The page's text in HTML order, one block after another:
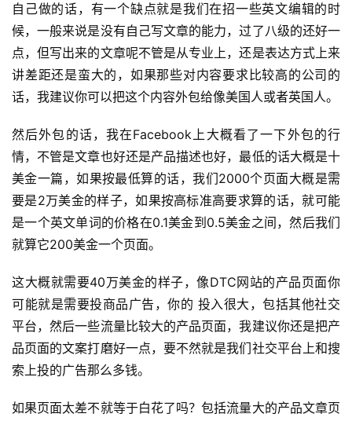
首
页
广
运
营
实
分
享
例
拆
自己做的话，有一个缺点就是我们在招一些英文编辑的时
候，一般来说是没有自己写文章的能力，过了八级的还好一
点，但写出来的文章呢不管是从专业上，还是表达方式上来
讲差距还是蛮大的，如果那些对内容要求比较高的公司的
话，我建议你可以把这个内容外包给像美国人或者英国人。
然后外包的话，我在Facebook上大概看了一下外包的行
情，不管是文章也好还是产品描述也好，最低的话大概是十
美金一篇，如果按最低算的话，我们2000个页面大概是需
要是2万美金的样子，如果按高标准高要求算的话，就可能
是一个英文单词的价格在0.1美金到0.5美金之间，然后我们
就算它200美金一个页面。
这大概就需要40万美金的样子，像DTC网站的产品页面你
可能就是需要投商品广告，你的 投入很大，包括其他社交
平台，然后一些流量比较大的产品页面，我建议你还是把产
品页面的文案打磨好一点，要不然就是我们社交平台上和搜
索上投的广告那么多钱。
如果页面太差不就等于白花了吗？包括流量大的产品文章页